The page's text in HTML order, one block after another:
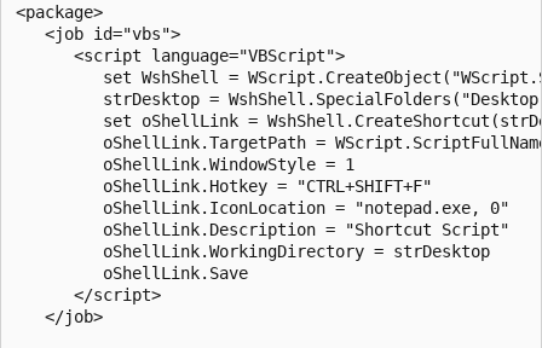
<package>
   <job id="vbs">
      <script language="VBScript">
set WshShell =
strDesktop =
set oShellLink =
oShellLink.TargetPath =
         oShellLink.WindowStyle = 1
         oShellLink.Hotkey = "CTRL+SHIFT+F"
         oShellLink.IconLocation = "notepad.exe, 0"
         oShellLink.Description = "Shortcut Script"
         oShellLink.WorkingDirectory = strDesktop
         oShellLink.Save
      </script>
   </job>